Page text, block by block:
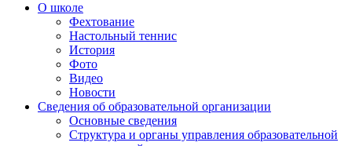
О школе
Фехтование
Настольный теннис
История
Фото
Видео
Новости
Сведения об образовательной организации
Основные сведения
Структура и органы управления образовательной